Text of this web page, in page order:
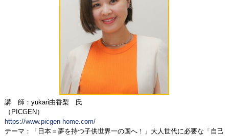
講 師：yukari由香梨 氏
（PICGEN）
https://www.picgen-home.com/
テーマ：「日本＝夢を持つ子供世界一の国へ！」大人世代に必要な「自己